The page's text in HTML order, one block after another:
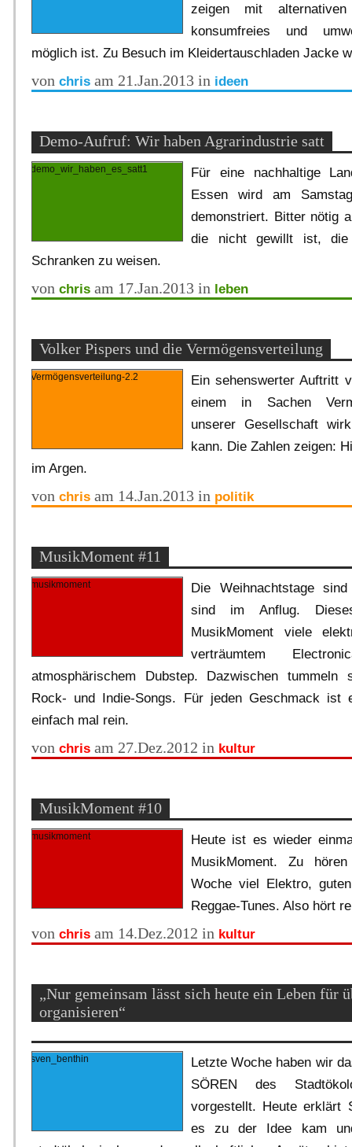
zeigen mit
konsumfreies und
möglich ist. Zu Besuch im Kleidertauschladen Jacke
von chris am 21.Jan.2013 in ideen
Demo-Aufruf: Wir haben Agrarindustrie satt
Für eine nachhaltige
Essen wird am
demonstriert. Bitter nötig
die nicht gewillt ist, die
Schranken zu weisen.
von chris am 17.Jan.2013 in leben
Volker Pispers und die Vermögensverteilung
Ein sehenswerter Auftritt
einem in Sachen
unserer Gesellschaft
kann. Die Zahlen zeigen:
im Argen.
von chris am 14.Jan.2013 in politik
MusikMoment #11
Die Weihnachtstage
sind im Anflug.
MusikMoment viele
verträumtem
atmosphärischem Dubstep. Dazwischen
Rock- und Indie-Songs. Für jeden Geschmack ist
einfach mal rein.
von chris am 27.Dez.2012 in kultur
MusikMoment #10
Heute ist es wieder
MusikMoment. Zu
Woche viel Elektro,
Reggae-Tunes. Also hört
von chris am 14.Dez.2012 in kultur
„Nur gemeinsam lässt sich heute ein Leben für
organisieren“
Letzte Woche haben wir
SÖREN des
vorgestellt. Heute erklärt
es zu der Idee kam